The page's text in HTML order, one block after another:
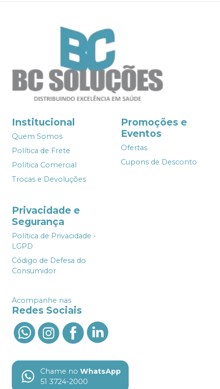
Institucional
Quem Somos
Política de Frete
Política Comercial
Trocas e Devoluções
Promoções e
Eventos
Ofertas
Cupons de Desconto
Privacidade e
Segurança
Política de Privacidade -
LGPD
Código de Defesa do
Consumidor
Acompanhe nas
Redes Sociais
Chame no WhatsApp
51 3724-2000